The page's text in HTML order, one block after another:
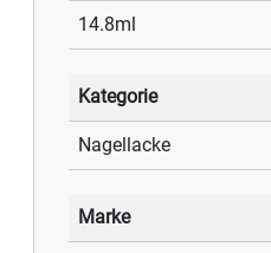
14.8ml
Kategorie
Nagellacke
Marke